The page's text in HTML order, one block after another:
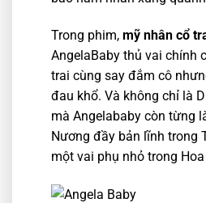
Trong phim, mỹ nhân cổ
AngelaBaby thủ vai chính
trai cùng say đắm cô
đau khổ. Và không chỉ là
mà Angelababy còn từng
Nương đầy bản lĩnh trong
một vai phụ nhỏ trong